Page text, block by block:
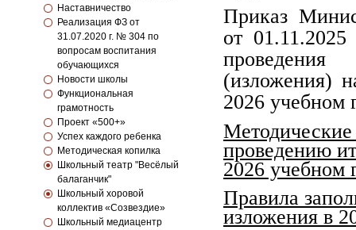
Наставничество
Реализация ФЗ от
31.07.2020 г. № 304 по
вопросам воспитания
обучающихся
Новости школы
Функциональная
грамотность
Проект «500+»
Успех каждого ребенка
Методическая копилка
Школьный театр "Весёлый
балаганчик"
Школьный хоровой
коллектив «Созвездие»
Школьный медиацентр
Приказ
от
(изложения)
2026 учебном
проведению
2026 учебном
Правила
изложения в